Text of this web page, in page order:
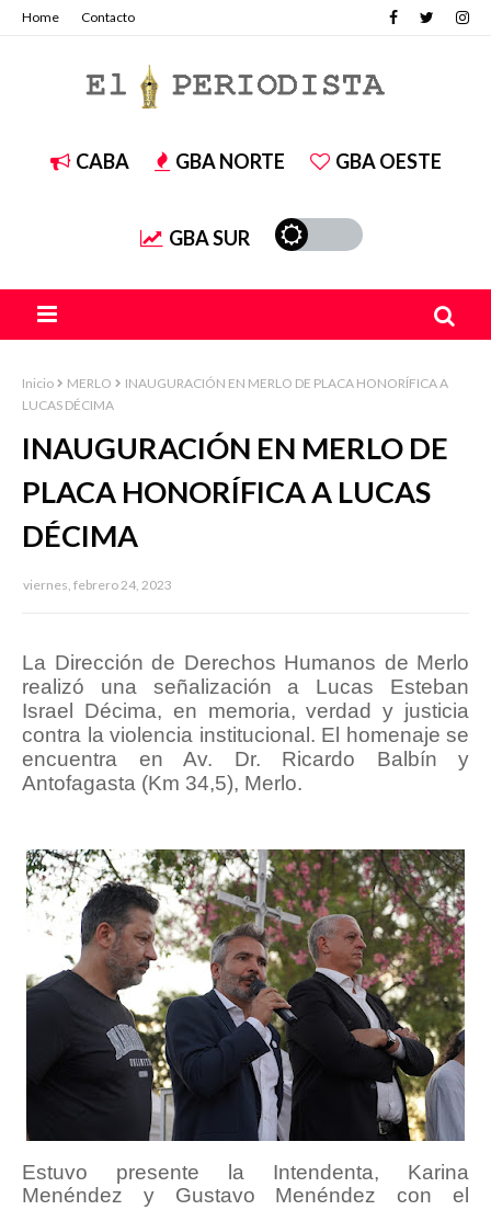
Home Contacto
CABA GBA NORTE GBA OESTE
GBA SUR
Inicio MERLO
INAUGURACIÓN EN MERLO DE PLACA HONORÍFICA A
LUCAS DÉCIMA
INAUGURACIÓN EN MERLO DE
PLACA HONORÍFICA A LUCAS
DÉCIMA
viernes, febrero 24, 2023
La Dirección de Derechos Humanos de Merlo
realizó una señalización a Lucas Esteban
Israel Décima, en memoria, verdad y justicia
contra la violencia institucional. El homenaje se
encuentra en Av. Dr. Ricardo Balbín y
Antofagasta (Km 34,5), Merlo.
Estuvo presente la Intendenta, Karina
Menéndez y Gustavo Menéndez con el